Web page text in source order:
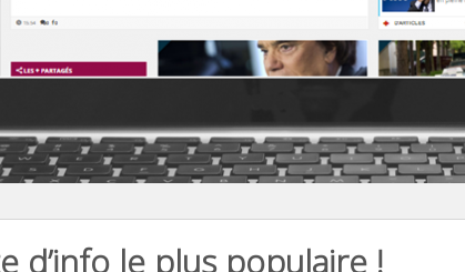
d’info le plus populaire !